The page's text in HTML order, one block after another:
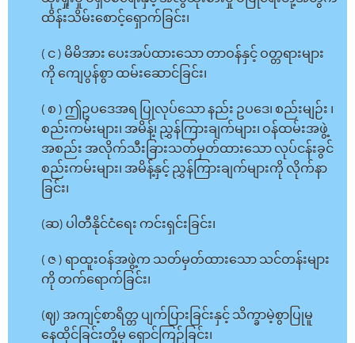
ထိန်းသိမ်းစောင့်ရှောက်ခြင်း၊
( င ) မိမိအား ပေးအပ်ထားသော တာဝန်နှင့် ဝတ္တရားများ
ကို ကျေပွန်စွာ ထမ်းဆောင်ခြင်း၊
( စ ) ဤဥပဒေအရ ပြုလုပ်သော နည်း ဥပဒေ၊ စည်းမျဉ်း ၊
စည်းကမ်းများ၊ အမိန့်၊ ညွှန်ကြားချက်များ၊ ဝန်ထမ်းအဖွဲ့
အစည်း အလိုက်သီးခြားသတ်မှတ်ထားသော လုပ်ငန်းခွင်
စည်းကမ်းများ၊ အမိန့်နှင့် ညွှန်ကြားချက်များကို လိုက်နာ
ခြင်း၊
(ဆ) ပါတီနိုင်ငံရေး ကင်းရှင်းခြင်း၊
( ဇ ) ရာထူးဝန်အဖွဲ့က သတ်မှတ်ထားသော သင်တန်းများ
ကို တက်ရောက်ခြင်း၊
(ဈ) အကျင့်စာရိတ္တ ပျက်ပြားခြင်းနှင့် သိက္ခာမဲ့စွာပြုမူ
နေထိုင်ခြင်းတို့မှ ရှောင်ကြဉ်ခြင်း၊